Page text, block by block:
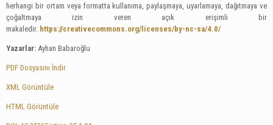
herhangi bir ortam veya formatta kullanıma, paylaşmaya, uyarlamaya, dağıtmaya ve
çoğaltmaya izin veren açık erişimli bir
makaledir. https://creativecommons.org/licenses/by-nc-sa/4.0/
Yazarlar: Ayhan Babaroğlu
PDF Dosyasını İndir
XML Görüntüle
HTML Görüntüle